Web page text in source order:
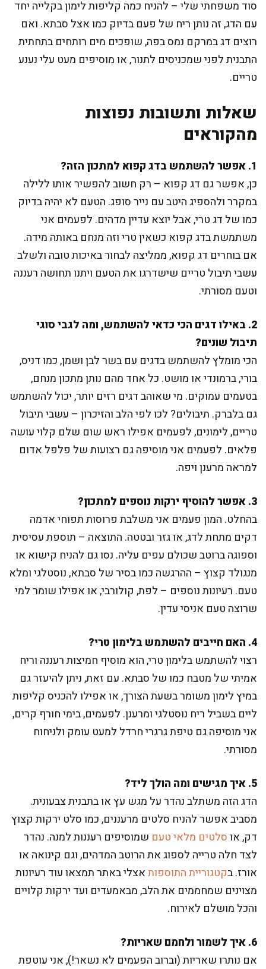
סוד משפחתי שלי – להניח כמה קליפות לימון בקלייה יחד
עם הדג, זה נותן ריח של פעם בדיוק כמו אצל סבתא. ואם
רוצים דג במרקם נמס בפה, שופכים מים רותחים בתחתית
התבנית לפני שמכניסים לתנור, או מוסיפים מעט עלי נענע
טריים.
שאלות ותשובות נפוצות
מהקוראים
1. אפשר להשתמש בדג קפוא למתכון הזה?
כן, אפשר גם דג קפוא – רק חשוב להפשיר אותו ללילה
במקרר ולהספיג היטב עם נייר סופג. הטעם לא יהיה בדיוק
כמו של דג טרי, אבל יוצא עדיין מדהים. לפעמים אני
משתמשת בדג קפוא כשאין טרי וזה מנחם באותה מידה.
אם בוחרים דג קפוא, ממליצה לבחור באיכות טובה ולשלב
עשבי תיבול טריים שישדרגו את הטעם ויתנו תחושה רעננה
וטעם מסורתי.
2. באילו דגים הכי כדאי להשתמש, ומה לגבי סוגי
תיבול שונים?
הכי מומלץ להשתמש בדגים עם בשר לבן ושמן, כמו דניס,
בורי, ברמונדי או מושט. כל אחד מהם נותן מתכון מנחם,
בטעמים עמוקים. מי שאוהב דגים רזים יותר, יכול להשתמש
גם בלברק. תיבולים? לכו לפי הלב והזיכרון – עשבי תיבול
טריים, לימונים, לפעמים אפילו ראש שום שלם קלוי עושה
פלאים. לפעמים אני מוסיפה גם רצועות של פלפל אדום
למראה מרענן ויפה.
3. אפשר להוסיף ירקות נוספים למתכון?
בהחלט. המון פעמים אני משלבת פרוסות תפוחי אדמה
דקים מתחת לדג, או גזר ובטטה. התוצאה – תוספת עסיסית
וספוגה ברוטב שכולם עפים עליה. נסו גם להניח קישוא או
מנגולד קצוץ – ההרגשה כמו בסיר של סבתא, נוסטלגי ומלא
טעם. רעיונות נוספים – לפת, קולורבי, או אפילו שומר למי
שרוצה טעם אניסי עדין.
4. האם חייבים להשתמש בלימון טרי?
רצוי להשתמש בלימון טרי, הוא מוסיף חמיצות רעננה וריח
אמיתי של מטבח כמו של סבתא. עם זאת, ניתן להיעזר גם
במיץ לימון משומר בשעת הצורך, או אפילו להכניס קליפות
ליים בשביל ריח נוסטלגי ומרענן. לפעמים, בימי חורף קרים,
אני מוסיפה גם טיפת גרגרי חרדל למעט עומק ולניחוח
מסורתי.
5. איך מגישים ומה הולך ליד?
הדג הזה משתלב נהדר על מגש עץ או בתבנית צבעונית.
מסביב אפשר להניח סלטים מרעננים, כמו סלט ירקות קצוץ
דק, אוסלטים מלאי טעם שמוסיפים רעננות למנה. נהדר
לצד חלה טרייה לספוג את הרוטב המדהים, וגם קינואה או
אורז. בקטגוריית התוספותאצלי באתר תמצאו עוד רעיונות
מצוינים שמחממים את הלב, מבאמעדים ועד ירקות קלויים
והכל מושלם לאירוח.
6. איך לשמור ולחמם שאריות?
אם נותרו שאריות (וברוב הפעמים לא נשאר!), אני עוטפת